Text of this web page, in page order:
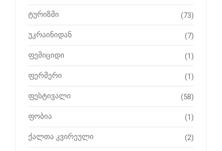
ტურიზმი (73)
უკრაინიდან (7)
ფემიციდი (1)
ფერმერი (1)
ფესტივალი (58)
ფობია (1)
ქალთა კვირეული (2)